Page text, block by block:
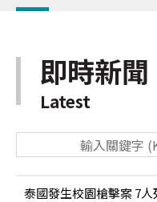
即時新聞
Latest
泰國發生校園槍擊案 7人